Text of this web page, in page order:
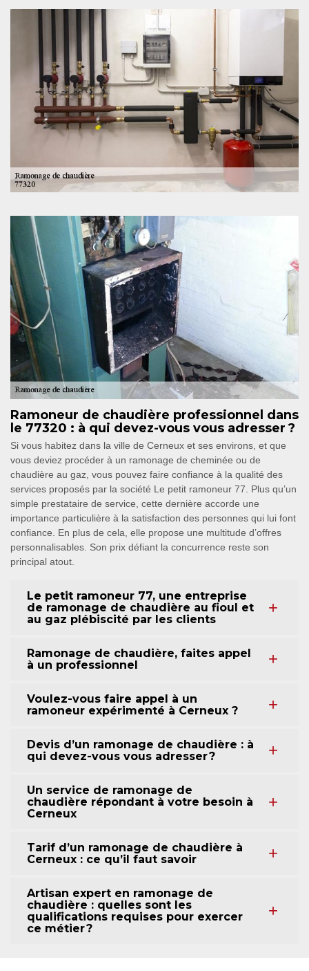
Ramoneur de chaudière professionnel dans
le 77320 : à qui devez-vous vous adresser ?
Si vous habitez dans la ville de Cerneux et ses environs, et que
vous deviez procéder à un ramonage de cheminée ou de
chaudière au gaz, vous pouvez faire confiance à la qualité des
services proposés par la société Le petit ramoneur 77. Plus qu’un
simple prestataire de service, cette dernière accorde une
importance particulière à la satisfaction des personnes qui lui font
confiance. En plus de cela, elle propose une multitude d’offres
personnalisables. Son prix défiant la concurrence reste son
principal atout.
Le petit ramoneur 77, une entreprise
de ramonage de chaudière au fioul et
au gaz plébiscité par les clients
Ramonage de chaudière, faites appel
à un professionnel
Voulez-vous faire appel à un
ramoneur expérimenté à Cerneux ?
Devis d’un ramonage de chaudière : à
qui devez-vous vous adresser ?
Un service de ramonage de
chaudière répondant à votre besoin à
Cerneux
Tarif d’un ramonage de chaudière à
Cerneux : ce qu’il faut savoir
Artisan expert en ramonage de
chaudière : quelles sont les
qualifications requises pour exercer
ce métier ?